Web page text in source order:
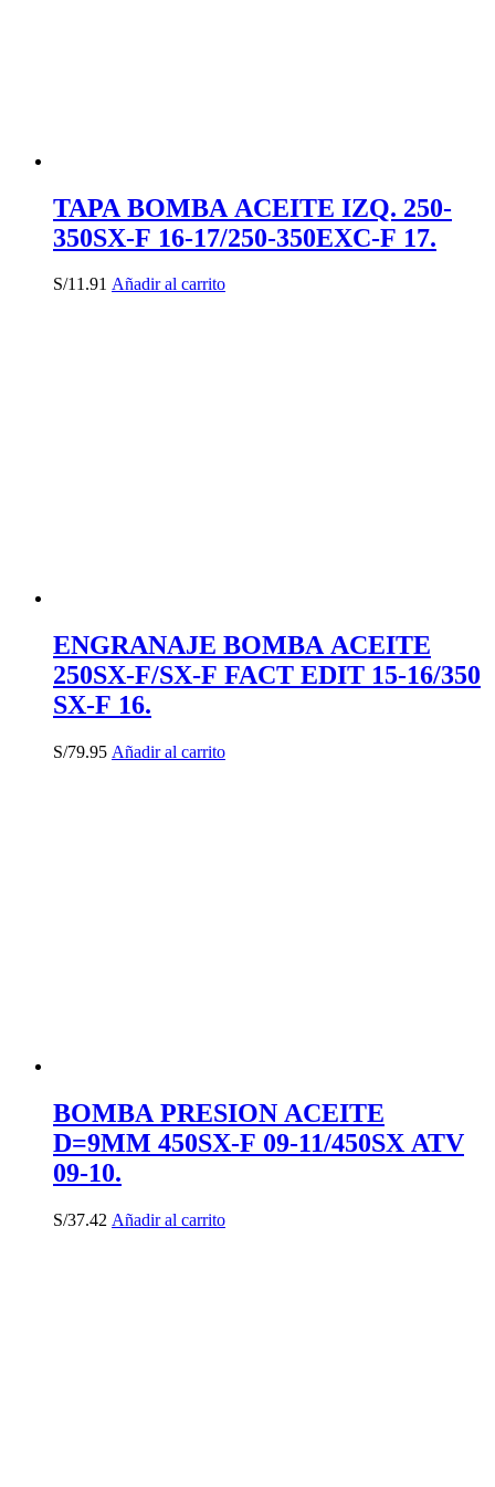
TAPA BOMBA ACEITE IZQ. 250-
350SX-F 16-17/250-350EXC-F 17.
S/11.91 Añadir al carrito
ENGRANAJE BOMBA ACEITE
250SX-F/SX-F FACT EDIT 15-16/350
SX-F 16.
S/79.95 Añadir al carrito
BOMBA PRESION ACEITE
D=9MM 450SX-F 09-11/450SX ATV
09-10.
S/37.42 Añadir al carrito